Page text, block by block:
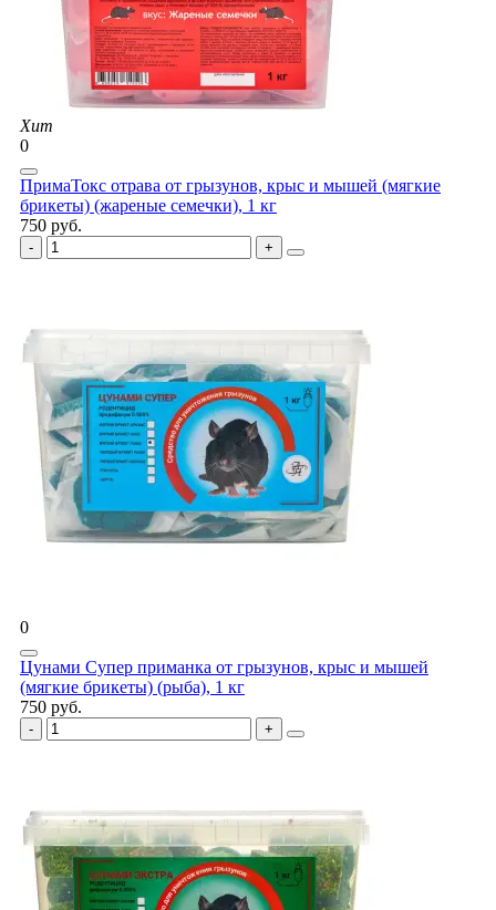
Хит
0
ПримаТокс отрава от грызунов, крыс и мышей (мягкие
брикеты) (жареные семечки), 1 кг
750 руб.
0
Цунами Супер приманка от грызунов, крыс и мышей
(мягкие брикеты) (рыба), 1 кг
750 руб.